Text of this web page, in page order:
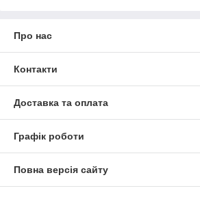
Про нас
Контакти
Доставка та оплата
Графік роботи
Повна версія сайту